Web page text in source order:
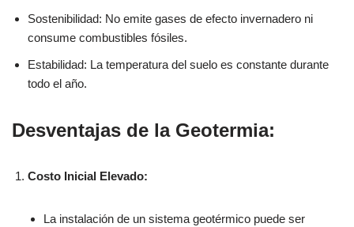
Sostenibilidad: No emite gases de efecto invernadero ni
consume combustibles fósiles.
Estabilidad: La temperatura del suelo es constante durante
todo el año.
Desventajas de la Geotermia:
Costo Inicial Elevado:
La instalación de un sistema geotérmico puede ser